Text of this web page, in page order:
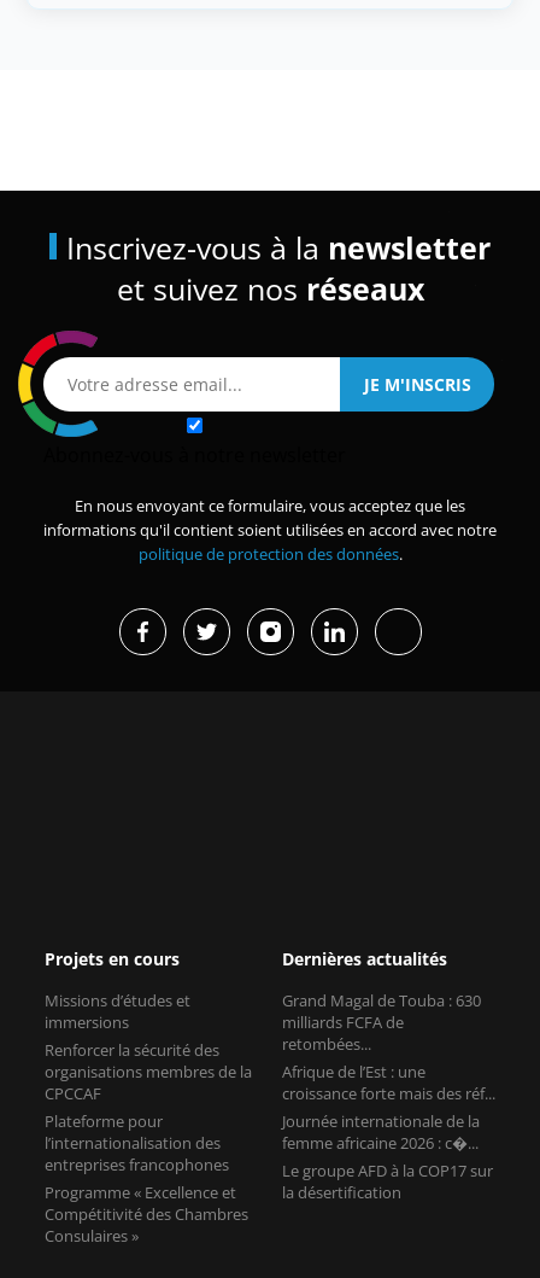
Inscrivez-vous à la newsletter
et suivez nos réseaux
En nous envoyant ce formulaire, vous acceptez que les
informations qu'il contient soient utilisées en accord avec notre
politique de protection des données.
Projets en cours
Missions d’études et
immersions
Renforcer la sécurité des
organisations membres de la
CPCCAF
Plateforme pour
l’internationalisation des
entreprises francophones
Programme « Excellence et
Compétitivité des Chambres
Consulaires »
Dernières actualités
Grand Magal de Touba : 630
milliards FCFA de
retombées...
Afrique de l’Est : une
croissance forte mais des réf...
Journée internationale de la
femme africaine 2026 : c�...
Le groupe AFD à la COP17 sur
la désertification